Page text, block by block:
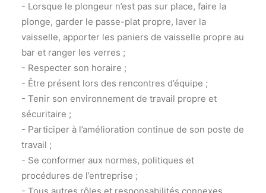
- Lorsque le plongeur n’est pas sur place, faire la
plonge, garder le passe-plat propre, laver la
vaisselle, apporter les paniers de vaisselle propre au
bar et ranger les verres ;
- Respecter son horaire ;
- Être présent lors des rencontres d’équipe ;
- Tenir son environnement de travail propre et
sécuritaire ;
- Participer à l’amélioration continue de son poste de
travail ;
- Se conformer aux normes, politiques et
procédures de l’entreprise ;